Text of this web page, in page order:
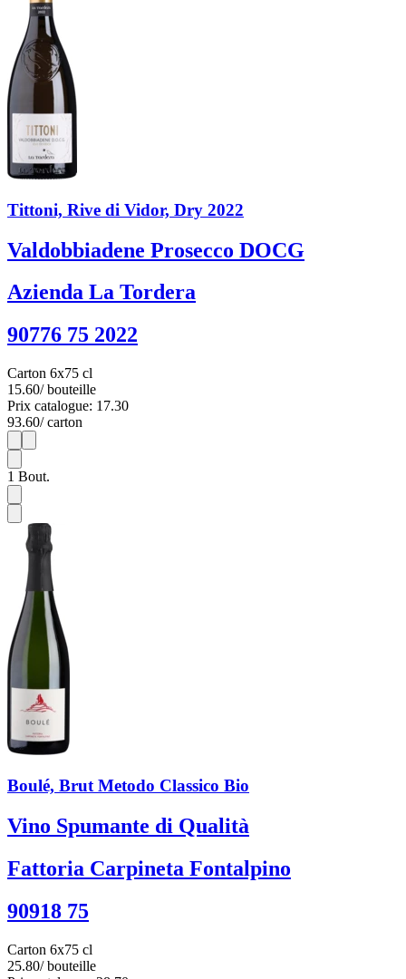
Tittoni, Rive di Vidor, Dry 2022
Valdobbiadene Prosecco DOCG
Azienda La Tordera
90776 75 2022
Carton 6x75 cl
15.60/ bouteille
Prix catalogue: 17.30
93.60/ carton
1
1 Bout.
Boulé, Brut Metodo Classico Bio
Vino Spumante di Qualità
Fattoria Carpineta Fontalpino
90918 75
Carton 6x75 cl
25.80/ bouteille